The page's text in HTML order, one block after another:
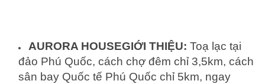
AURORA HOUSEGIỚI THIỆU: Toạ lạc tại
đảo Phú Quốc, cách chợ đêm chỉ 3,5km, cách
sân bay Quốc tế Phú Quốc chỉ 5km, ngay